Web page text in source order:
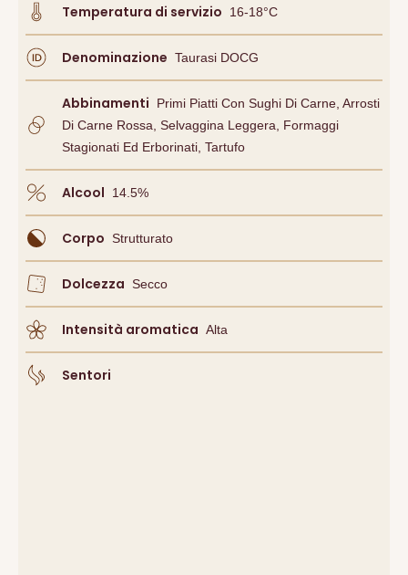
Temperatura di servizio 16-18°C
Denominazione Taurasi DOCG
Abbinamenti
Primi Piatti Con Sughi Di Carne, Arrosti
Di Carne Rossa, Selvaggina Leggera, Formaggi
Stagionati Ed Erborinati, Tartufo
Alcool 14.5%
Corpo Strutturato
Dolcezza Secco
Intensità aromatica Alta
Sentori